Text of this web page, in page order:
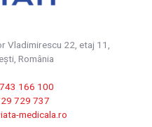
Vladimirescu 22, etaj 11,
România
166 100
729 737
medicala.ro